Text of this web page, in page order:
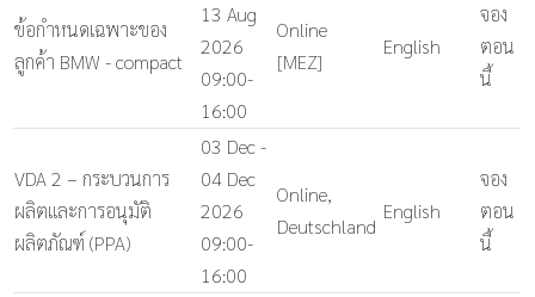
ข้อกำหนดเฉพาะของ
ลูกค้า BMW - compact
13 Aug
2026
09:00-
16:00
Online
[MEZ]
English
จอง
ตอน
นี้
VDA 2 – กระบวนการ
ผลิตและการอนุมัติ
ผลิตภัณฑ์ (PPA)
03 Dec -
04 Dec
2026
09:00-
16:00
Online,
Deutschland
English
จอง
ตอน
นี้